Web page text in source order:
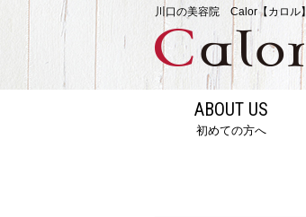
川口の美容院 Calor【カロル】
ABOUT US
初めての方へ